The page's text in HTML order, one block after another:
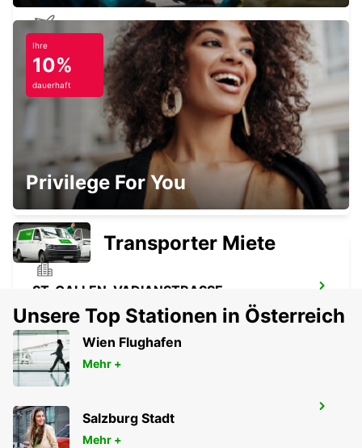
FRIEDRICHSHAFEN FLUGHAFEN
FRIEDRICHSHAFEN - GERMANY
PFULLENDORF
PFULLENDORF - GERMANY
ST. GALLEN, VADIANSTRASSE
ST. GALLEN - SWITZERLAND
STAAD
STAAD - SWITZERLAND
Ihre
10%
dauerhaft
Privilege For You
Transporter Miete
Unsere Top Stationen in Österreich
Wien Flughafen
Mehr +
Salzburg Stadt
Mehr +